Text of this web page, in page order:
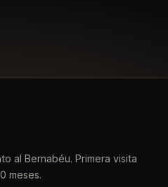
al Bernabéu. Primera visita
meses.